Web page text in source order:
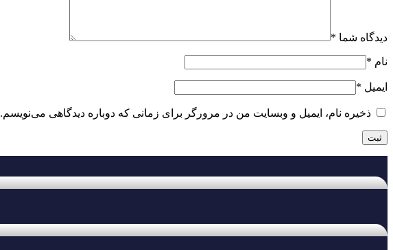
دیدگاه شما *
نام *
ایمیل *
ذخیره نام، ایمیل و وبسایت من در مرورگر برای زمانی که دوباره دیدگاهی می‌نویسم.